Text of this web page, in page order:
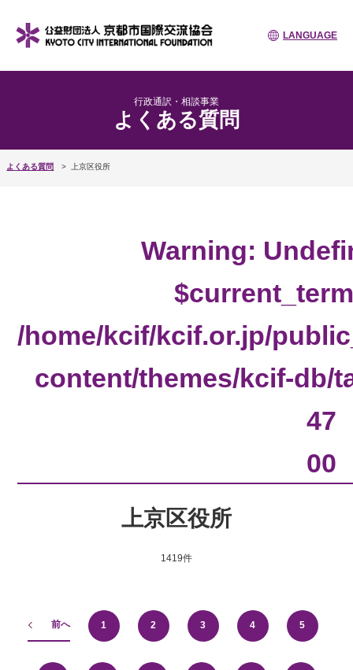
LANGUAGE
行政通訳・相談事業
よくある質問
よくある質問 上京区役所
Warning:
/home/kcif/kcif.or.jp/
content/themes/kcif-db/
47
00
上京区役所
1419件
前へ 1 2 3 4 5